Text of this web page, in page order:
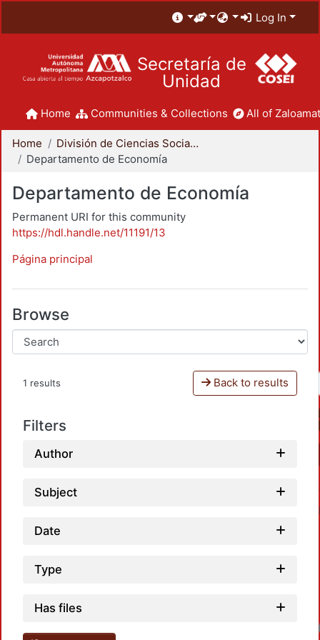
Log In
Secretaría de
Unidad
Home Communities & Collections All of
Home
División de Ciencias Sociales y Humanidades
Departamento de Economía
Departamento de Economía
Permanent URI for this community
https://hdl.handle.net/11191/13
Página principal
Browse
1 results Back to results
Filters
Author
Subject
Date
Type
Has files